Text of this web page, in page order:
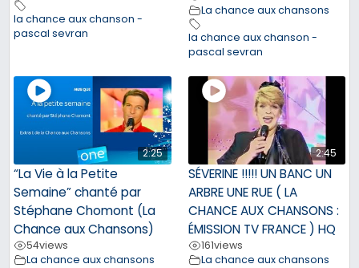
la chance aux chanson -
pascal sevran
La chance aux chansons
la chance aux chanson -
pascal sevran
2:25
“La Vie à la Petite
Semaine” chanté par
Stéphane Chomont (La
Chance aux Chansons)
54views
La chance aux chansons
2:45
SÉVERINE !!!!! UN BANC UN
ARBRE UNE RUE ( LA
CHANCE AUX CHANSONS :
ÉMISSION TV FRANCE ) HQ
161views
La chance aux chansons